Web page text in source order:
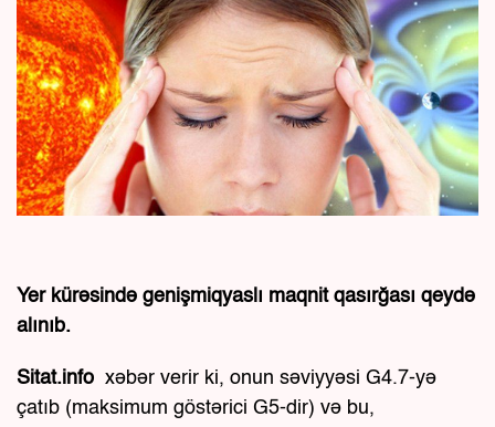
Yer kürəsində genişmiqyaslı maqnit qasırğası qeydə
alınıb.
Sitat.info xəbər verir ki, onun səviyyəsi G4.7-yə
çatıb (maksimum göstərici G5-dir) və bu,